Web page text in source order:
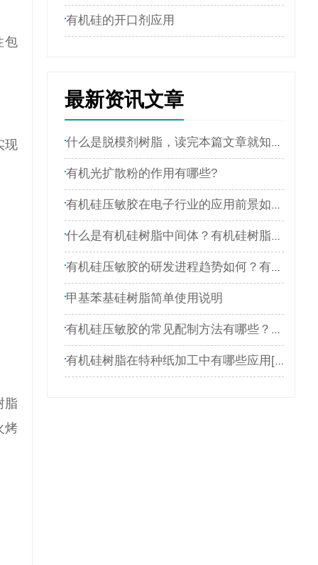
包
现
脂
烤
有机硅的开口剂应用
最新资讯文章
什么是脱模剂树脂，读完本篇文章就知道了
有机光扩散粉的作用有哪些?
有机硅压敏胶在电子行业的应用前景如何？本文带你深入了解
什么是有机硅树脂中间体？有机硅树脂厂家全网解说
有机硅压敏胶的研发进程趋势如何？有机硅压敏胶研发进程趋势解析
甲基苯基硅树脂简单使用说明
有机硅压敏胶的常见配制方法有哪些？读完本篇文章你就清楚了
有机硅树脂在特种纸加工中有哪些应用[行业应用]